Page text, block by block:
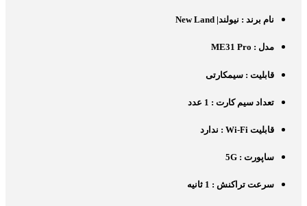
نام برند : نیولند| New Land
مدل : ME31 Pro
قابلیت : سیمکارتی
تعداد سیم کارت : 1 عدد
قابلیت Wi-Fi : ندارد
ساپورت : 5G
سرعت تراکنش : 1 ثانیه